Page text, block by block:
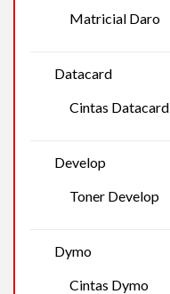
Matricial Daro
Datacard
Cintas Datacard
Develop
Toner Develop
Dymo
Cintas Dymo